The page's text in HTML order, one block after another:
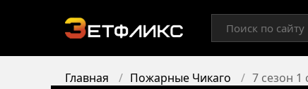
Главная Пожарные Чикаго 7 сезон 1